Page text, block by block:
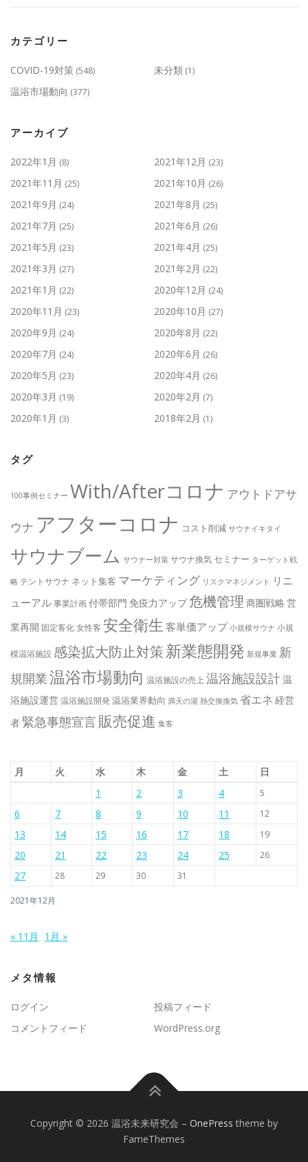
カテゴリー
COVID-19対策 (548) 未分類 (1)
温浴市場動向 (377)
アーカイブ
2022年1月 (8) 2021年12月 (23)
2021年11月 (25) 2021年10月 (26)
2021年9月 (24) 2021年8月 (25)
2021年7月 (25) 2021年6月 (26)
2021年5月 (23) 2021年4月 (25)
2021年3月 (27) 2021年2月 (22)
2021年1月 (22) 2020年12月 (24)
2020年11月 (23) 2020年10月 (27)
2020年9月 (24) 2020年8月 (22)
2020年7月 (24) 2020年6月 (26)
2020年5月 (23) 2020年4月 (26)
2020年3月 (19) 2020年2月 (7)
2020年1月 (3) 2018年2月 (1)
タグ
100事例セミナー With/Afterコロナ アウトドアサ
ウナ アフターコロナ コスト削減 サウナイキタイ
サウナブーム サウナー対策 サウナ換気 セミナー ターゲット戦
略 テントサウナ ネット集客 マーケティング リスクマネジメント
リニ
ューアル 事業計画 付帯部門 免疫力アップ危機管理 商圏戦略 営
業再開 固定客化女性客 安全衛生 客単価アップ 小規模サウナ 小規
模温浴施設 感染拡大防止対策新業態開発 新規事業 新
規開業温浴市場動向 温浴施設の売上 温浴施設設計温
浴施設運営温浴施設開発 温浴業界動向 満天の湯 熱交換換気 省エネ 経営
者 緊急事態宣言販売促進 集客
2021年12月
月 火 水 木 金 土
日
1
2 3 4 5
6 7 8 9 10 11 12
13 14 15 16 17 18 19
20 21 22 23 24 25 26
27 28 29 30 31
« 11月 1月 »
メタ情報
ログイン
投稿フィード
コメントフィード
WordPress.org
Copyright © 2026 温浴未来研究会 – OnePress theme by
FameThemes